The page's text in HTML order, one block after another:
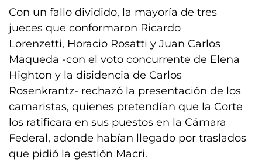
Con un fallo dividido, la mayoría de tres
jueces que conformaron Ricardo
Lorenzetti, Horacio Rosatti y Juan Carlos
Maqueda -con el voto concurrente de Elena
Highton y la disidencia de Carlos
Rosenkrantz- rechazó la presentación de los
camaristas, quienes pretendían que la Corte
los ratificara en sus puestos en la Cámara
Federal, adonde habían llegado por traslados
que pidió la gestión Macri.